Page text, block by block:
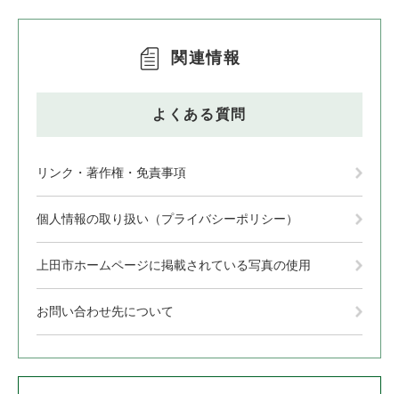
関連情報
よくある質問
リンク・著作権・免責事項
個人情報の取り扱い（プライバシーポリシー）
上田市ホームページに掲載されている写真の使用
お問い合わせ先について